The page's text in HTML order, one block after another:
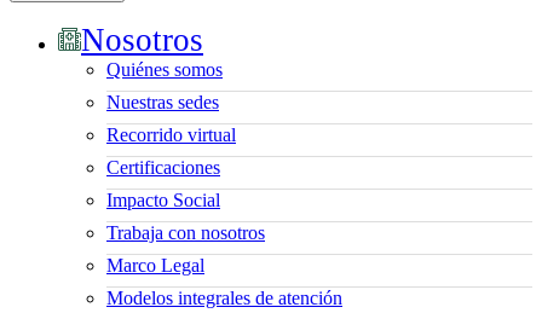
Nosotros
Quiénes somos
Nuestras sedes
Recorrido virtual
Certificaciones
Impacto Social
Trabaja con nosotros
Marco Legal
Modelos integrales de atención